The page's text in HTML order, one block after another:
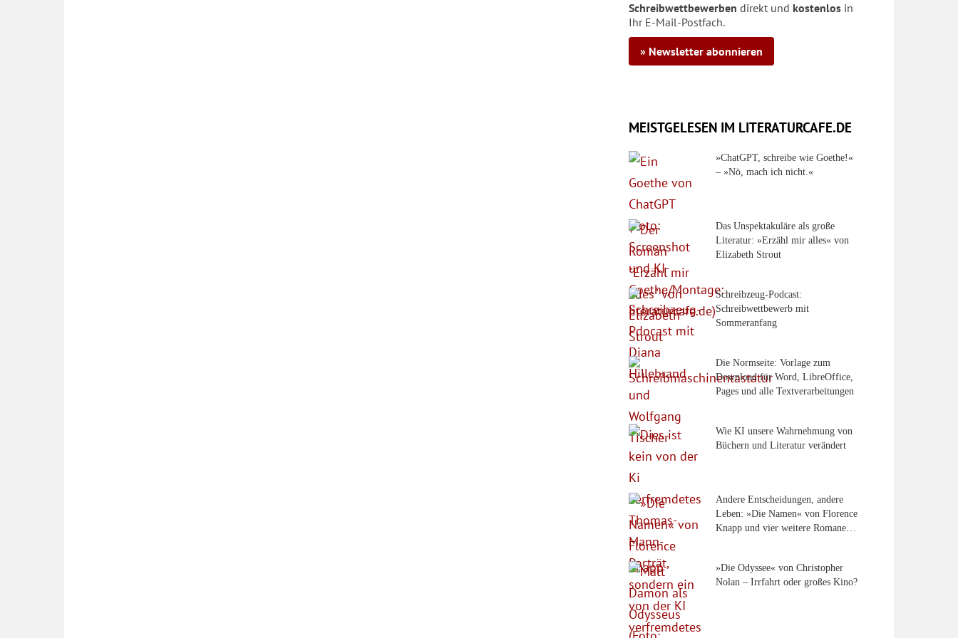
Schreibwettbewerben direkt und kostenlos in
Ihr E-Mail-Postfach.
» Newsletter abonnieren
MEISTGELESEN IM LITERATURCAFE.DE
»ChatGPT, schreibe wie Goethe!«
– »Nö, mach ich nicht.«
Das Unspektakuläre als große
Literatur: »Erzähl mir alles« von
Elizabeth Strout
Schreibzeug-Podcast:
Schreibwettbewerb mit
Sommeranfang
Die Normseite: Vorlage zum
Download für Word, LibreOffice,
Pages und alle Textverarbeitungen
Wie KI unsere Wahrnehmung von
Büchern und Literatur verändert
Andere Entscheidungen, andere
Leben: »Die Namen« von Florence
Knapp und vier weitere Romane…
»Die Odyssee« von Christopher
Nolan – Irrfahrt oder großes Kino?